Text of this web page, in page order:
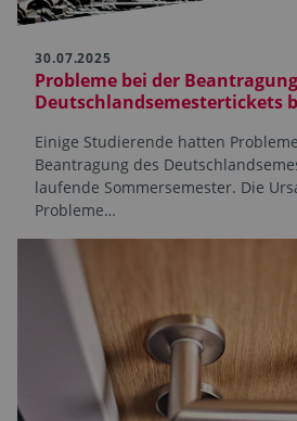
30.07.2025
Probleme bei der
Deutschlandsemestertickets
Einige Studierende hatten
Beantragung des
laufende Sommersemester. Die
Probleme…